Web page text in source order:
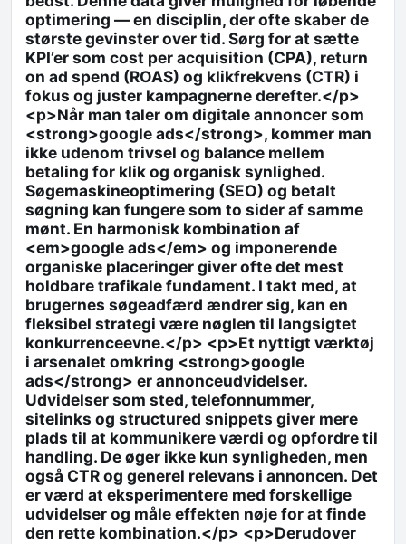
optimering — en disciplin, der ofte skaber de
største gevinster over tid. Sørg for at sætte
KPI’er som cost per acquisition (CPA), return
on ad spend (ROAS) og klikfrekvens (CTR) i
fokus og juster kampagnerne derefter.</p>
<p>Når man taler om digitale annoncer som
<strong>google ads</strong>, kommer man
ikke udenom trivsel og balance mellem
betaling for klik og organisk synlighed.
Søgemaskineoptimering (SEO) og betalt
søgning kan fungere som to sider af samme
mønt. En harmonisk kombination af
<em>google ads</em> og imponerende
organiske placeringer giver ofte det mest
holdbare trafikale fundament. I takt med, at
brugernes søgeadfærd ændrer sig, kan en
fleksibel strategi være nøglen til langsigtet
konkurrenceevne.</p> <p>Et nyttigt værktøj
i arsenalet omkring <strong>google
ads</strong> er annonceudvidelser.
Udvidelser som sted, telefonnummer,
sitelinks og structured snippets giver mere
plads til at kommunikere værdi og opfordre til
handling. De øger ikke kun synligheden, men
også CTR og generel relevans i annoncen. Det
er værd at eksperimentere med forskellige
udvidelser og måle effekten nøje for at finde
den rette kombination.</p> <p>Derudover